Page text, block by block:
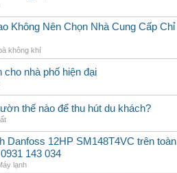
Không Nên Chọn Nhà Cung Cấp Chỉ
không khí
cho nhà phố hiện đại
thế nào để thu hút du khách?
Danfoss 12HP SM148T4VC trên toàn
143 034
lạnh